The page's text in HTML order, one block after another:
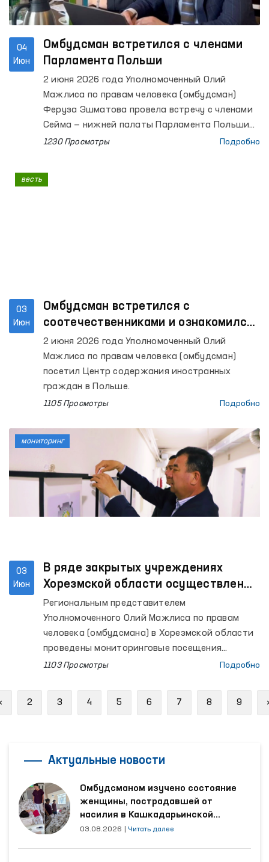
04
Июн
Омбудсман встретился с членами
Парламента Польши
2 июня 2026 года Уполномоченный Олий
Мажлиса по правам человека (омбудсман)
Феруза Эшматова провела встречу с членами
Сейма — нижней палаты Парламента Польши
Мареком Жонсой, Вандой Новицкой и Алицией
1230 Просмотры Подробно
03
Июн
Омбудсман встретился с
соотечественниками и ознакомился
с условиями содержания в Центре
содержания иностранных граждан в
Польше
2 июня 2026 года Уполномоченный Олий
Мажлиса по правам человека (омбудсман)
посетил Центр содержания иностранных
граждан в Польше.
1105 Просмотры Подробно
весть
03
Июн
В ряде закрытых учреждениях
Хорезмской области осуществлены
мониторинговые посещения
Региональным представителем
Уполномоченного Олий Мажлиса по правам
человека (омбудсмана) в Хорезмской области
проведены мониторинговые посещения
Следственного изолятора № 11, Центров
административному аресту, Изолятора
временного содержания УВД Хазараспского
района, дома-интерната для мужчин с
инвалидностью «Мурувват» города Хивы,
межрайонных пунктов оказания медицинской
помощи лицам, находящимся в состоянии
1103 Просмотры Подробно
мониторинг
Previous
2 3 4 5 6 7 8 9
Актуальные новости
Омбудсманом изучено состояние
женщины, пострадавшей от
насилия в Кашкадарьинской
области
03.08.2026 Читать далее